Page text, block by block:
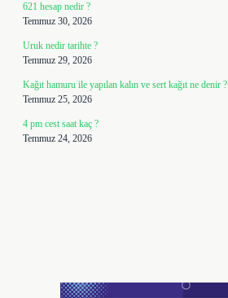
621 hesap nedir ?
Temmuz 30, 2026
Uruk nedir tarihte ?
Temmuz 29, 2026
Kağıt hamuru ile yapılan kalın ve sert kağıt ne denir ?
Temmuz 25, 2026
4 pm cest saat kaç ?
Temmuz 24, 2026